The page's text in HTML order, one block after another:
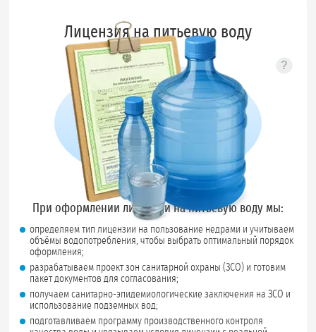
Лицензия на питьевую воду
?
При оформлении лицензии на питьевую воду мы:
определяем тип лицензии на пользование недрами и учитываем
объёмы водопотребления, чтобы выбрать оптимальный порядок
оформления;
разрабатываем проект зон санитарной охраны (ЗСО) и готовим
пакет документов для согласования;
получаем санитарно-эпидемиологические заключения на ЗСО и
использование подземных вод;
подготавливаем программу производственного контроля